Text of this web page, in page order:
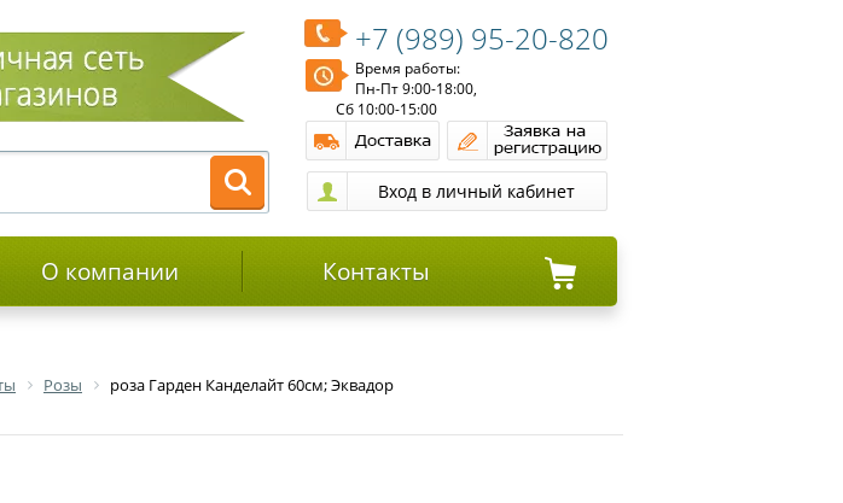
+7 (989) 95-20-820
Время работы:
Пн-Пт 9:00-18:00,
Сб 10:00-15:00
О компании Контакты
Розы роза Гарден Канделайт 60см; Эквадор